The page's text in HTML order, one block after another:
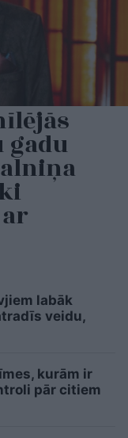
labāk
veidu,
kurām ir
pār citiem